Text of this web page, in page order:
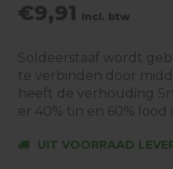
€9,91 Incl. btw
Soldeerstaaf wordt
te verbinden door
heeft de verhouding
er 40% tin en 60% lood
UIT VOORRAAD